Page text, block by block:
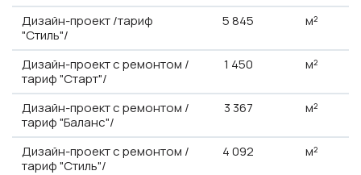
Дизайн-проект /тариф
"Стиль"/
5845 м²
Дизайн-проект с ремонтом /
тариф "Старт"/
1 450 м²
Дизайн-проект с ремонтом /
тариф "Баланс"/
3 367 м²
Дизайн-проект с ремонтом /
тариф "Стиль"/
4092 м²